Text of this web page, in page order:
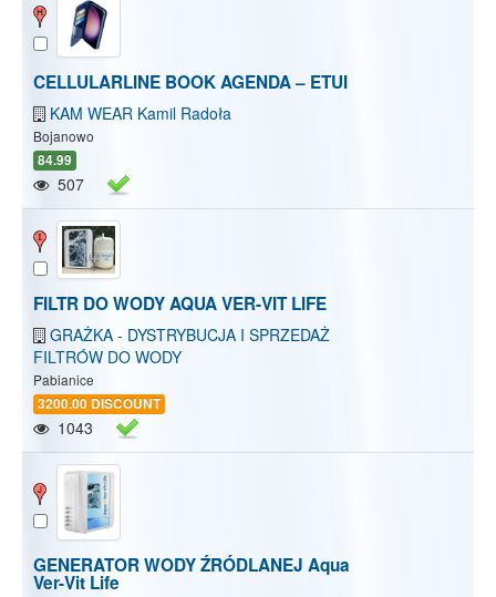
CELLULARLINE BOOK AGENDA – ETUI
KAM WEAR Kamil Radoła
Bojanowo
84.99
507
FILTR DO WODY AQUA VER-VIT LIFE
GRAŻKA - DYSTRYBUCJA I SPRZEDAŻ
FILTRÓW DO WODY
Pabianice
3200.00 DISCOUNT
1043
GENERATOR WODY ŹRÓDLANEJ Aqua
Ver-Vit Life